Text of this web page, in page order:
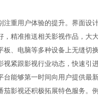
注重用户体验的提升。界面设
，精准推送相关影视作品，大
板、电脑等多种设备上无缝切
视紧跟影视行业动态，快速引
台能够第一时间向用户提供最
茄影视还积极拓展特色服务。